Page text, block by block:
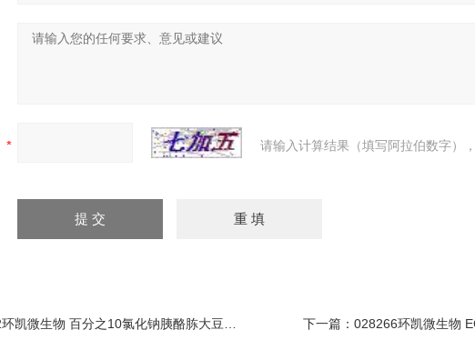
请输入计算结果（填写阿拉伯数字）
凯微生物 百分之10氯化钠胰酪胨大豆肉汤 下一篇： 028266环凯微生物